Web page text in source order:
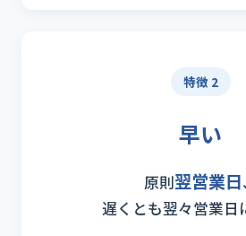
特徴 2
早い
原則翌営業日
遅くとも翌々営業日